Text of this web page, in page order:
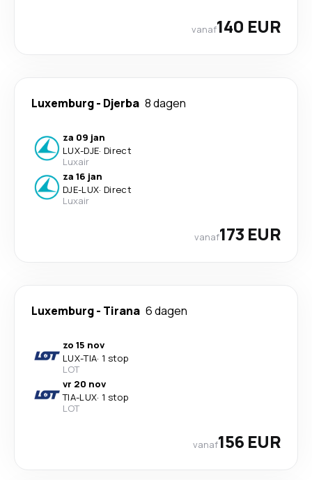
vanaf140 EUR
Luxemburg- Djerba 8 dagen
za 09 jan
LUX-DJE· Direct
Luxair
za 16 jan
DJE-LUX· Direct
Luxair
vanaf173 EUR
Luxemburg- Tirana 6 dagen
zo 15 nov
LUX-TIA· 1 stop
LOT
vr 20 nov
TIA-LUX· 1 stop
LOT
vanaf156 EUR